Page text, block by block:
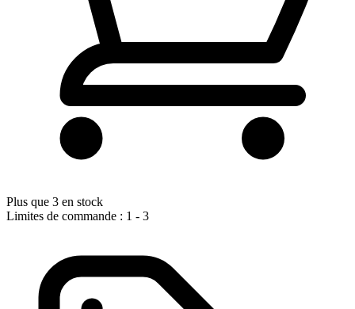
Plus que 3 en stock
Limites de commande : 1 - 3